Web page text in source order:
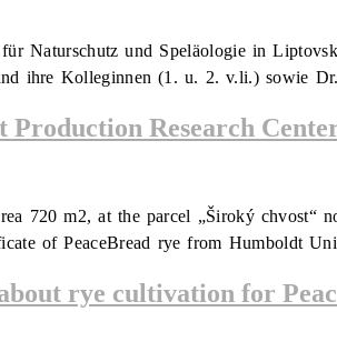
Naturschutz und Speläologie in
ihre Kolleginnen (1. u. 2. v.li.) sowie
Research
720 m2, at the parcel „Široký
of PeaceBread rye from Humboldt
rye cultivation for